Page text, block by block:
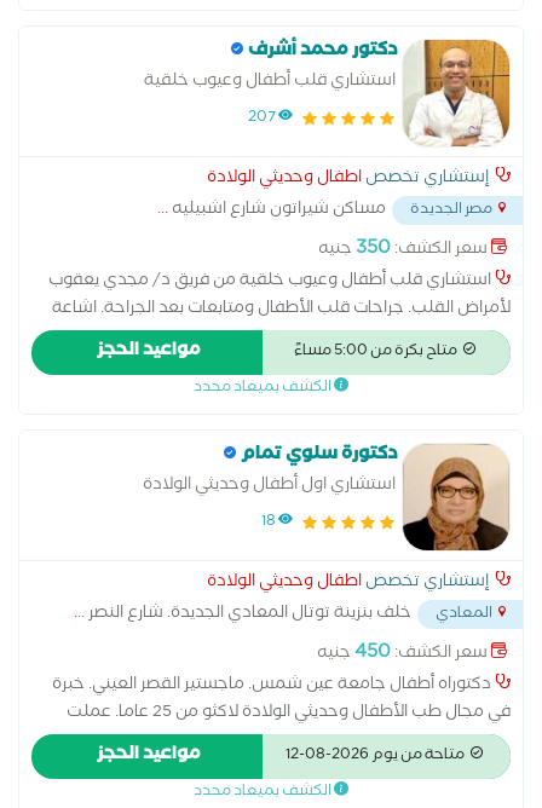
دكتور محمد أشرف
استشاري قلب أطفال وعيوب خلقية
207
إستشاري تخصصاطفال وحديثي الولادة
مصر الجديدة مساكن شيراتون شارع اشبيليه...
سعر الكشف:350 جنيه
استشاري قلب أطفال وعيوب خلقية من فريق د/ مجدي يعقوب
لأمراض القلب. جراحات قلب الأطفال ومتابعات بعد الجراحة. اشاعة
ايكو وتوصيات وعلاج. متابعة ضغط الدم ونسبة أكسجين في الدم.
متابعة الكوليسترول في الدم وحالة عضلة القلب والشرايين
متاح بكرة من 5:00 مساءً مواعيد الحجز
الكشف بميعاد محدد
دكتورة سلوي تمام
استشاري اول أطفال وحديثي الولادة
18
إستشاري تخصصاطفال وحديثي الولادة
المعادي خلف بنزينة توتال المعادي الجديدة. شارع النصر...
سعر الكشف:450جنيه
دكتوراه أطفال جامعة عين شمس. ماجستير القصر العيني. خبرة
في مجال طب الأطفال وحديثي الولادة لاكثو من 25 عاما. عملت
بمصر في مستشفيات وزارة الصحة والقطاع الخاص كما عملت
بالمملكة لأكثر من 15 عاما في مجال طب الأطفال وحديثي الولادة
متاحة من يوم 2026-08-12 مواعيد الحجز
الكشف بميعاد محدد